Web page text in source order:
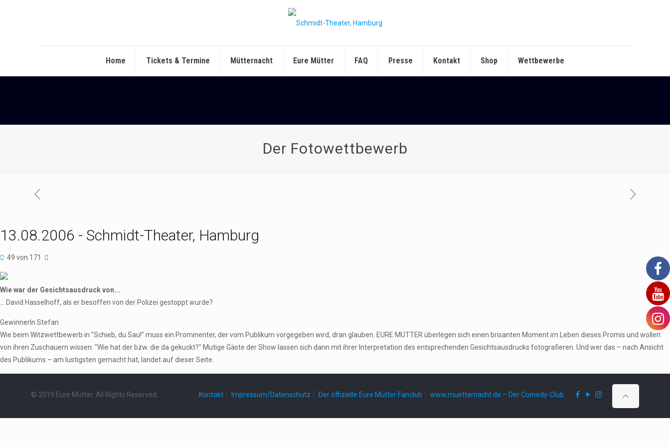
Home Tickets & Termine Mütternacht Eure Mütter FAQ Presse Kontakt Shop Wettbewerbe
Der Fotowettbewerb
13.08.2006 - Schmidt-Theater, Hamburg
49 von 171
Wie war der Gesichtsausdruck von...
... David Hasselhoff, als er besoffen von der Polizei gestoppt wurde?
GewinnerIn Stefan
Wie beim Witzwettbewerb in "Schieb, du Sau!" muss ein Prominenter, der vom Publikum vorgegeben wird, dran glauben. EURE MÜTTER überlegen sich einen brisanten Moment im Leben dieses Promis und wollen
von ihren Zuschauern wissen: "Wie hat der bzw. die da gekuckt?" Mutige Gäste der Show lassen sich dann mit ihrer Interpretation des entsprechenden Gesichtsausdrucks fotografieren. Und wer das – nach Ansicht
des Publikums – am lustigsten gemacht hat, landet auf dieser Seite.
© 2019 Eure Mütter. All Rights Reserved. Kontakt Impressum/Datenschutz Der offizielle Eure Mütter Fanclub www.muetternacht.de – Der Comedy-Club